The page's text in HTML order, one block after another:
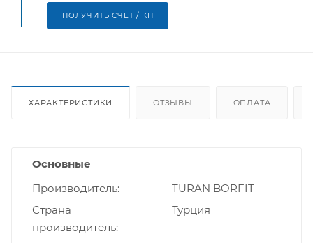
ПОЛУЧИТЬ СЧЕТ / КП
ХАРАКТЕРИСТИКИ ОТЗЫВЫ ОПЛАТА
Основные
Производитель
TURAN BORFIT
Страна
производитель
Турция